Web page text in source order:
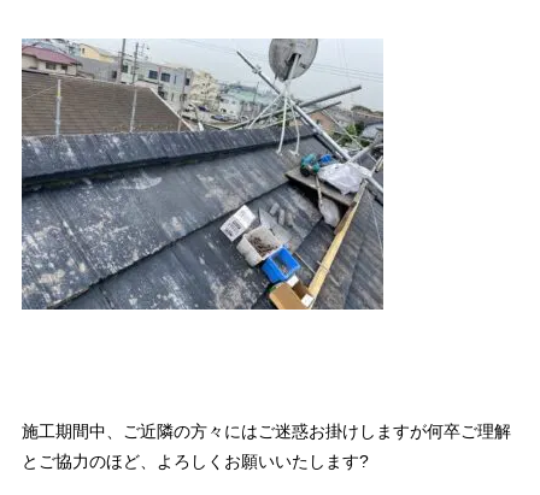
施工期間中、ご近隣の方々にはご迷惑お掛けしますが何卒ご理解
とご協力のほど、よろしくお願いいたします?